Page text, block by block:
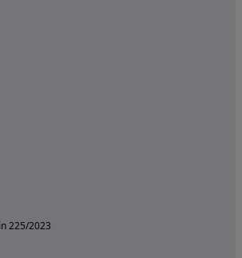
225/2023